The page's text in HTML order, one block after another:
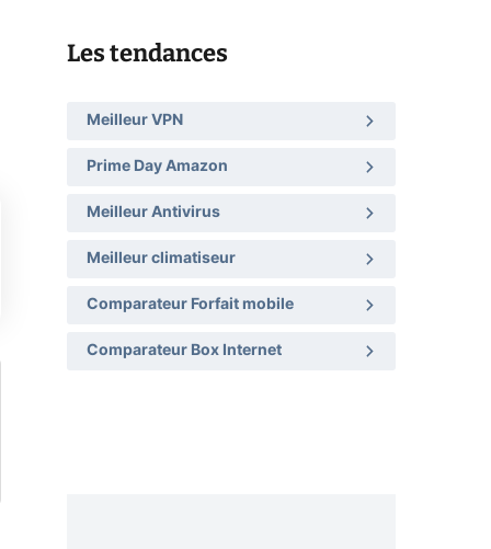
Les tendances
Meilleur VPN
Prime Day Amazon
Meilleur Antivirus
Meilleur climatiseur
Comparateur Forfait mobile
Comparateur Box Internet